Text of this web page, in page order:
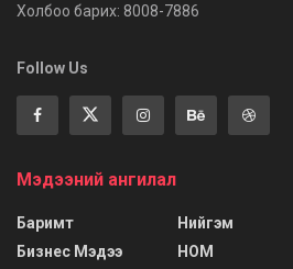
Холбоо барих: 8008-7886
Follow Us
Мэдээний ангилал
Баримт
Бизнес Мэдээ
Нийгэм
НОМ